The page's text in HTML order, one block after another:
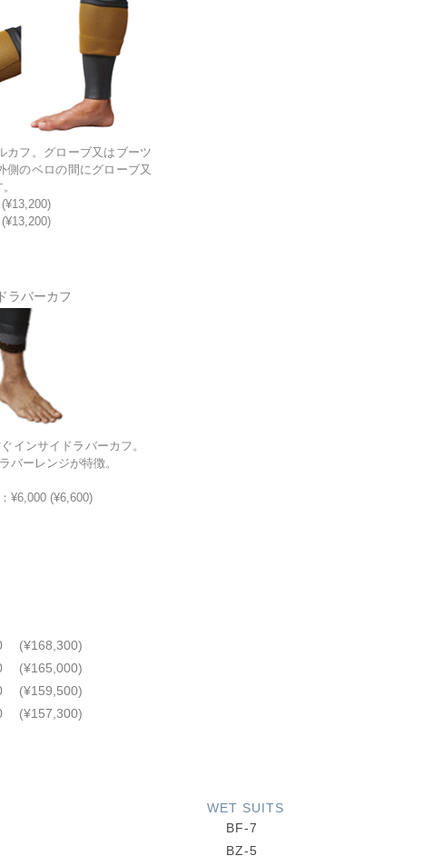
カフ。グローブ又はブーツ
側のベロの間にグローブ又
ラバーカフ
インサイドラバーカフ。
バーレンジが特徴。
¥6,000 (¥6,600)
(¥168,300)
(¥165,000)
(¥159,500)
(¥157,300)
WET SUITS
BF-7
BZ-5